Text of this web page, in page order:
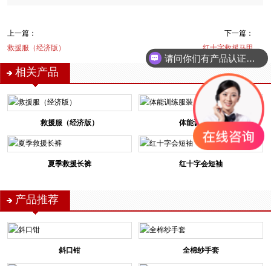
上一篇：
救援服（经济版）
下一篇：
红十字救援马甲
相关产品
救援服（经济版） 体能训练服装
夏季救援长裤 红十字会短袖
产品推荐
斜口钳 全棉纱手套